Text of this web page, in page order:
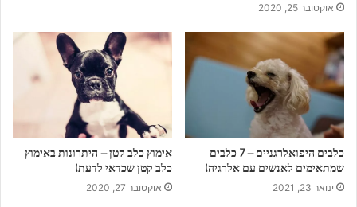
ל
ם
אוקטובר 25, 2020
כלבים היפואלרגניים – 7 כלבים
שמתאימים לאנשים עם אלרגיה!
ינואר 23, 2021
אימוץ כלב קטן – היתרונות באימוץ
כלב קטן שכדאי לדעת!
אוקטובר 27, 2020